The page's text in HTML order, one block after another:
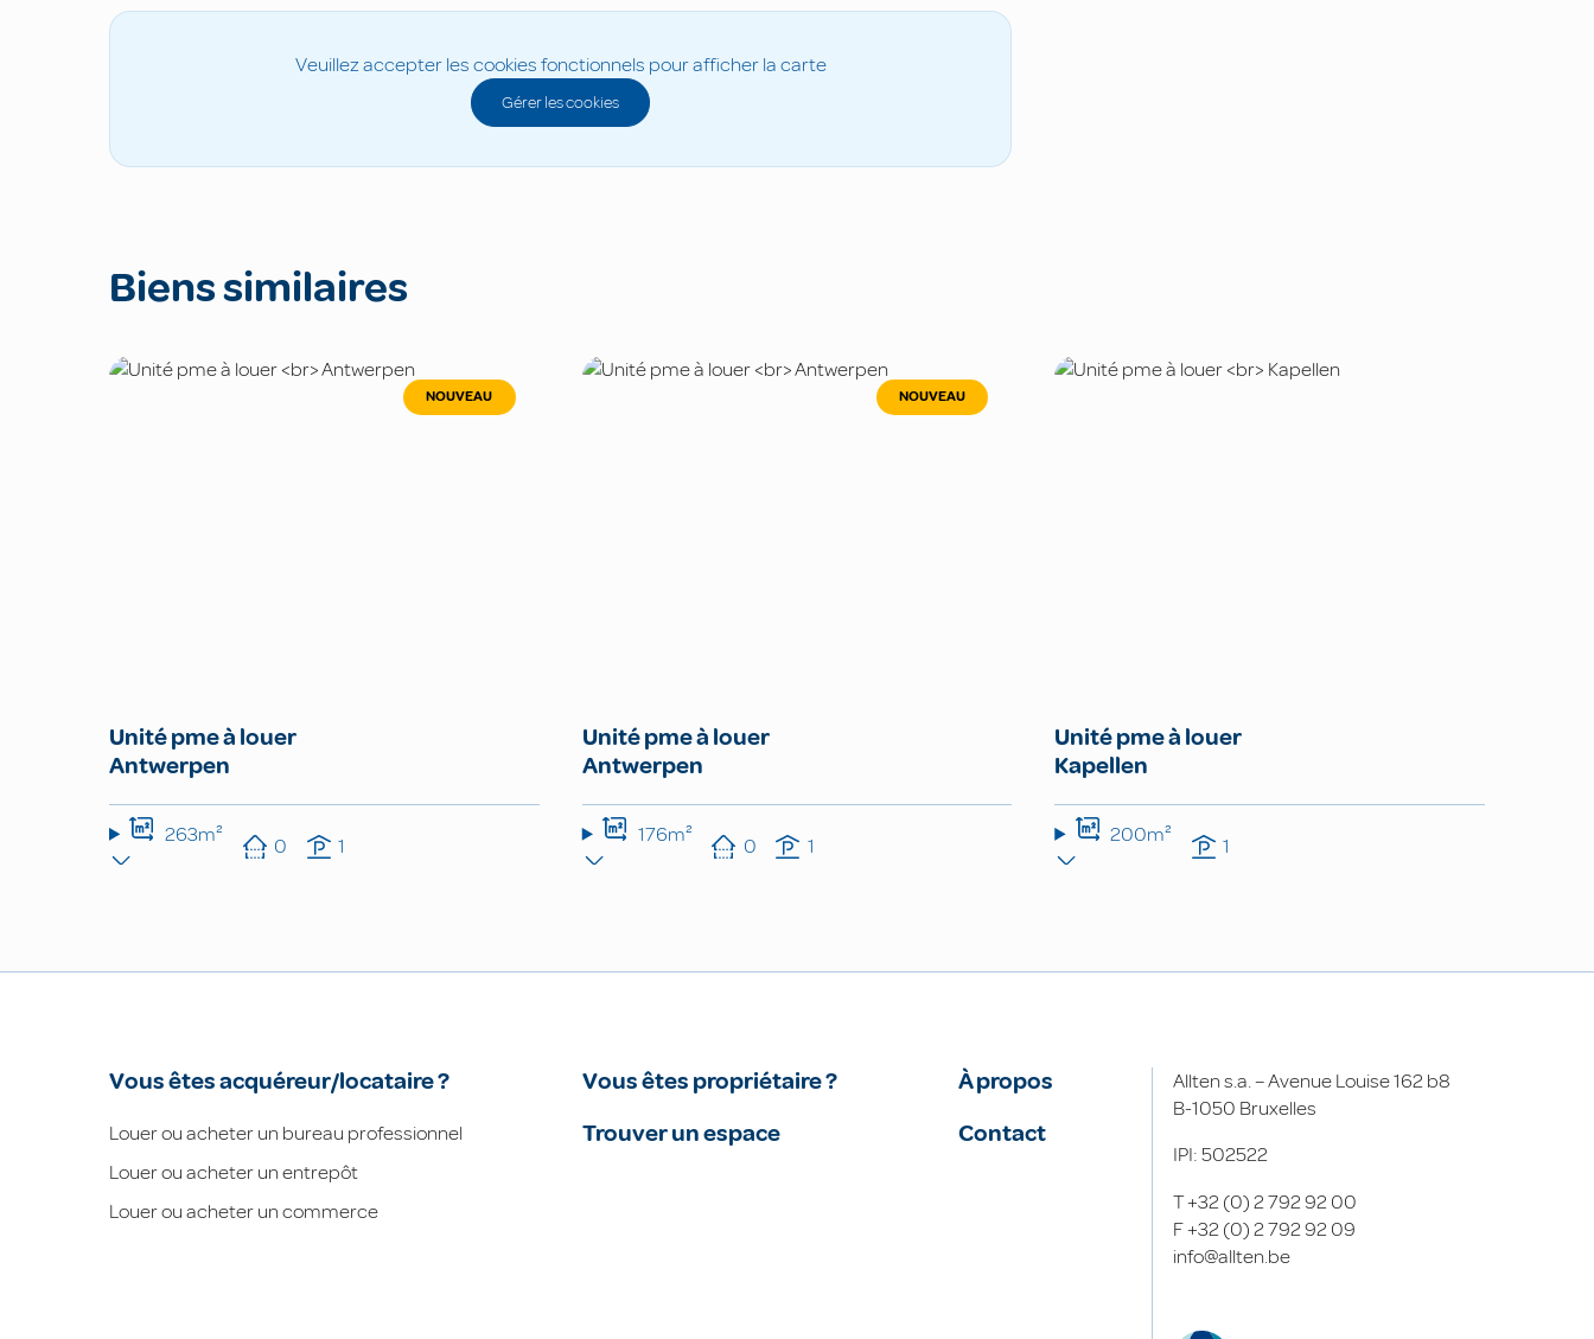
Veuillez accepter les cookies fonctionnels pour afficher la carte
Gérer les cookies
Biens similaires
NOUVEAU
Unité pme à louer
Antwerpen
263m² 0 1
NOUVEAU
Unité pme à louer
Antwerpen
176m² 0 1
Unité pme à louer
Kapellen
200m² 1
Vous êtes acquéreur/locataire ?
Louer ou acheter un bureau professionnel
Louer ou acheter un entrepôt
Louer ou acheter un commerce
Vous êtes propriétaire ?
Trouver un espace
À propos
Contact
Allten s.a. – Avenue Louise 162 b8
B-1050 Bruxelles
IPI: 502522
T+32 (0) 2 792 92 00
F+32 (0) 2 792 92 09
info@allten.be